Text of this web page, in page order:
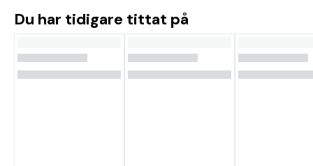
Du har tidigare tittat på